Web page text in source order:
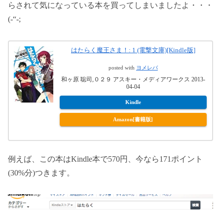
らされて気になっている本を買ってしまいましたよ・・・
(-“-;
はたらく魔王さま！: 1 (電撃文庫)[Kindle版]
posted with ヨメレバ
和ヶ原 聡司,０２９ アスキー・メディアワークス 2013-
04-04
Kindle
Amazon[書籍版]
例えば、この本はKindle本で570円、今なら171ポイント
(30%分)つきます。